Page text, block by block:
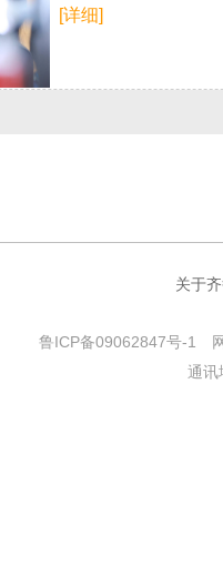
[详细]
关于
鲁ICP备09062847号-1
通